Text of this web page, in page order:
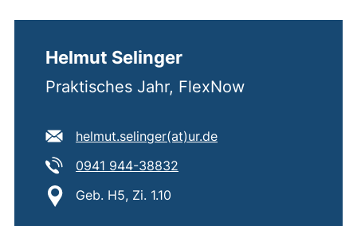
Helmut Selinger
Praktisches Jahr, FlexNow
E-Mail Adresse:
helmut.selinger​(at)​ur.de(öffnet Ihr E-Mail-
Tel:
0941 944-38832
Standort:
Geb. H5, Zi. 1.10